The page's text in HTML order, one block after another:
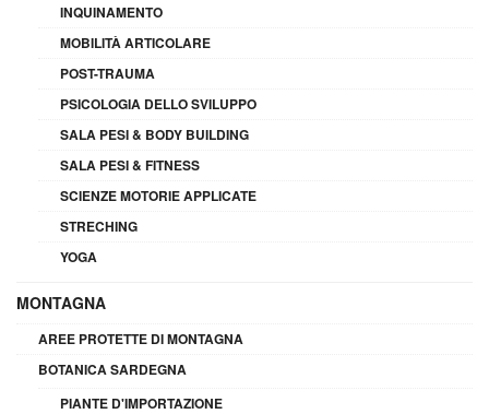
INQUINAMENTO
MOBILITÀ ARTICOLARE
POST-TRAUMA
PSICOLOGIA DELLO SVILUPPO
SALA PESI & BODY BUILDING
SALA PESI & FITNESS
SCIENZE MOTORIE APPLICATE
STRECHING
YOGA
MONTAGNA
AREE PROTETTE DI MONTAGNA
BOTANICA SARDEGNA
PIANTE D'IMPORTAZIONE